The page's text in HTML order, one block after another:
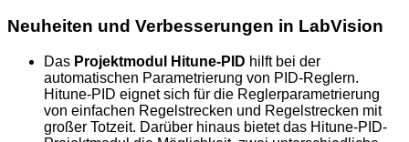
Neuheiten und Verbesserungen in LabVision
Das Projektmodul Hitune-PID hilft bei der
automatischen Parametrierung von PID-Reglern.
Hitune-PID eignet sich für die Reglerparametrierung
von einfachen Regelstrecken und Regelstrecken mit
großer Totzeit. Darüber hinaus bietet das Hitune-PID-